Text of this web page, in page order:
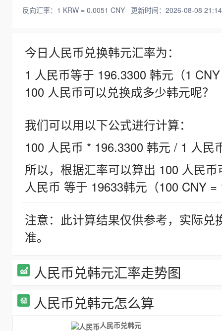
反向汇率：1 KRW = 0.0051 CNY 更新时间：2026-08-08
今日人民币兑换韩元汇率为：
1 人民币等于 196.3300 韩元（1
100 人民币可以兑换成多少韩元呢？
我们可以用以下公式进行计算：
100 人民币 * 196.3300 韩元 / 1 人民
所以，根据汇率可以算出 100 人民
人民币 等于 19633韩元（100 CNY =
注意：此计算结果仅供参考，实际
准。
人民币兑韩元汇率走势图
人民币兑韩元怎么算
人民币兑韩元